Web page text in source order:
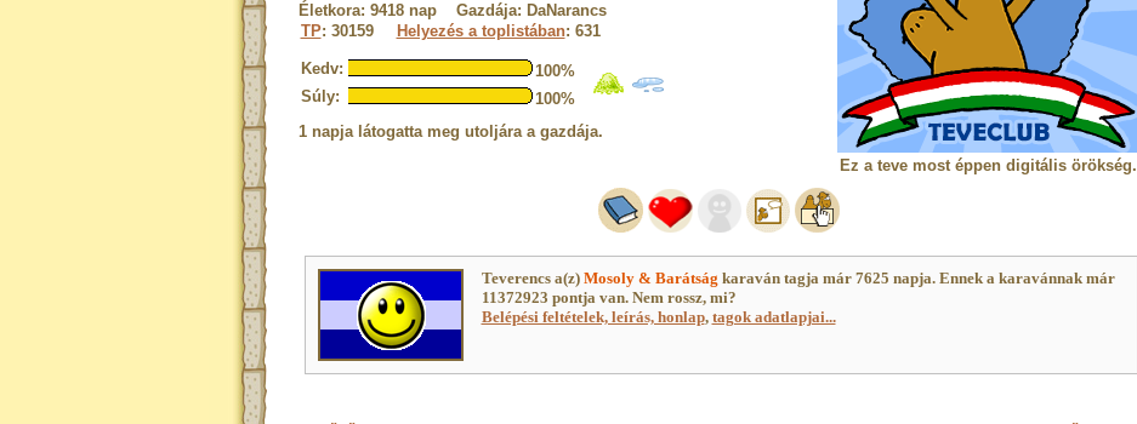
Életkora: 9418 nap Gazdája: DaNarancs
TP: 30159 Helyezés a toplistában: 631
Kedv:
100%
Súly:
100%
1 napja látogatta meg utoljára a gazdája.
Ez a teve most éppen digitális örökség.
Teverencs a(z) Mosoly & Barátság karaván tagja már 7625 napja. Ennek a karavánnak már
11372923 pontja van. Nem rossz, mi?
Belépési feltételek, leírás, honlap, tagok adatlapjai...